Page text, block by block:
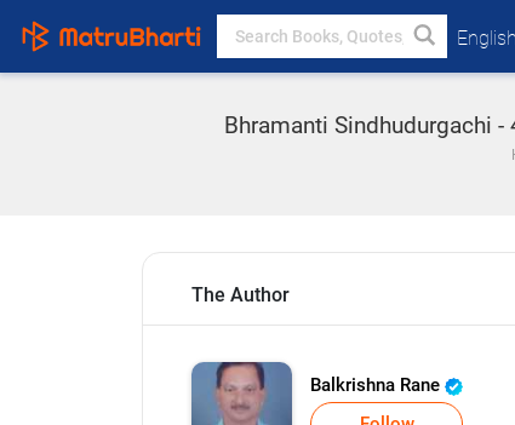
English
Bhramanti Sindhudurgachi -
The Author
Balkrishna Rane